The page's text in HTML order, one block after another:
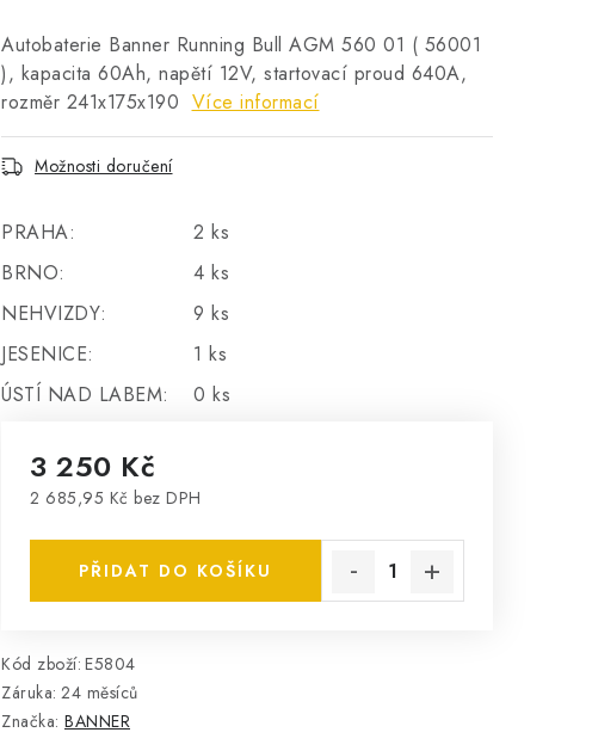
Autobaterie Banner Running Bull AGM 560 01 ( 56001
), kapacita 60Ah, napětí 12V, startovací proud 640A,
rozměr 241x175x190 Více informací
Možnosti doručení
PRAHA:
2 ks
BRNO:
4 ks
NEHVIZDY:
9 ks
JESENICE:
1 ks
ÚSTÍ NAD LABEM:
0 ks
3 250 Kč
2 685,95 Kč bez DPH
PŘIDAT DO KOŠÍKU
Kód zboží: E5804
Záruka: 24 měsíců
Značka: BANNER